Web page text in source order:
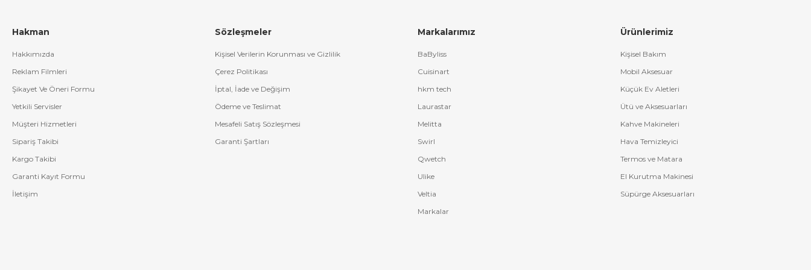
Menşei:Çin Halk Cumhuriyeti
Paket Görselleri:
Görsellerin üzerine tıklayarak daha büyük çözünürlükte görüntüleyebilirsiniz
Hakman
Hakkımızda
Reklam Filmleri
Şikayet Ve Öneri Formu
Yetkili Servisler
Müşteri Hizmetleri
Sipariş Takibi
Kargo Takibi
Garanti Kayıt Formu
İletişim
Sözleşmeler
Kişisel Verilerin Korunması ve Gizlilik
Çerez Politikası
İptal, İade ve Değişim
Ödeme ve Teslimat
Mesafeli Satış Sözleşmesi
Garanti Şartları
Markalarımız
BaByliss
Cuisinart
hkm tech
Laurastar
Melitta
Swirl
Qwetch
Ulike
Veltia
Markalar
Ürünlerimiz
Kişisel Bakım
Mobil Aksesuar
Küçük Ev Aletleri
Ütü ve Aksesuarları
Kahve Makineleri
Hava Temizleyici
Termos ve Matara
El Kurutma Makinesi
Süpürge Aksesuarları